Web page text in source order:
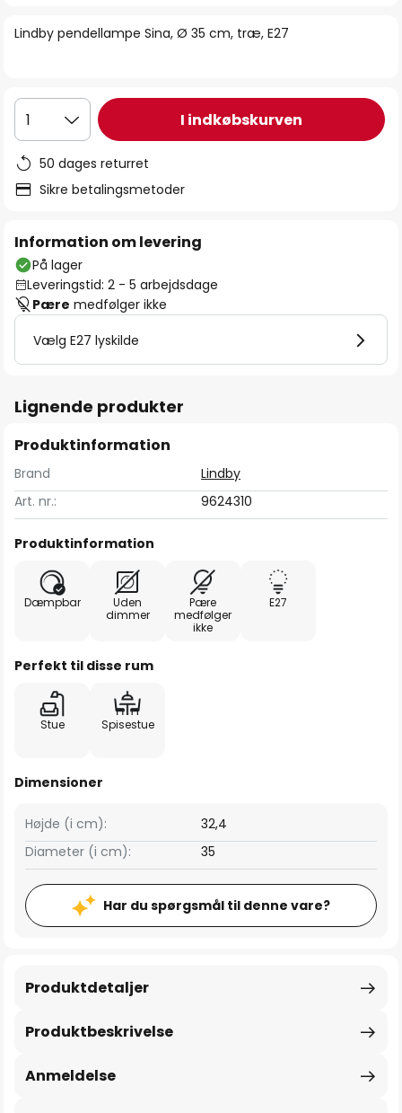
Lindby pendellampe Sina, Ø 35 cm, træ, E27
1 I indkøbskurven
50 dages returret
Sikre betalingsmetoder
Information om levering
På lager
Leveringstid: 2 - 5 arbejdsdage
Pære medfølger ikke
Vælg E27 lyskilde
Lignende produkter
Produktinformation
Brand
Lindby
Art. nr.:
9624310
Produktinformation
Dæmpbar
Uden
dimmer
Pære
medfølger
ikke
E27
Perfekt til disse rum
Stue Spisestue
Dimensioner
Højde (i cm):
32,4
Diameter (i cm):
35
Har du spørgsmål til denne vare?
Produktbeskrivelse
Produktdetaljer
Anmeldelse